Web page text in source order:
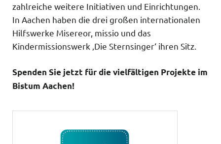
zahlreiche weitere Initiativen und Einrichtungen.
In Aachen haben die drei großen internationalen
Hilfswerke Misereor, missio und das
Kindermissionswerk ‚Die Sternsinger‘ ihren Sitz.
Spenden Sie jetzt für die vielfältigen Projekte im
Bistum Aachen!